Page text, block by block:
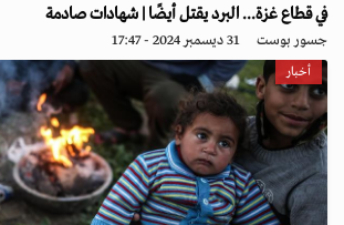
في قطاع غزة... البرد يقتل أيضًا | شهادات صادمة
جسور بوست 31 ديسمبر 2024 - 17:47
أخبار